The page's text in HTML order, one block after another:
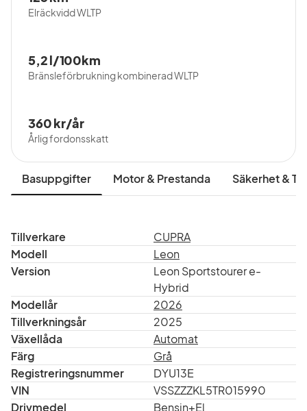
Elräckvidd WLTP
Bränsleförbrukning kombinerad WLTP
5,2 l/100km
Årlig fordonsskatt
360 kr/år
Basuppgifter Motor & Prestanda Säkerhet &
Tillverkare
CUPRA
Modell
Leon
Version
Leon Sportstourer e-
Hybrid
Modellår
2026
Tillverkningsår
2025
Växellåda
Automat
Färg
Grå
Registreringsnummer
DYU13E
VIN
VSSZZZKL5TR015990
Drivmedel
Bensin+El